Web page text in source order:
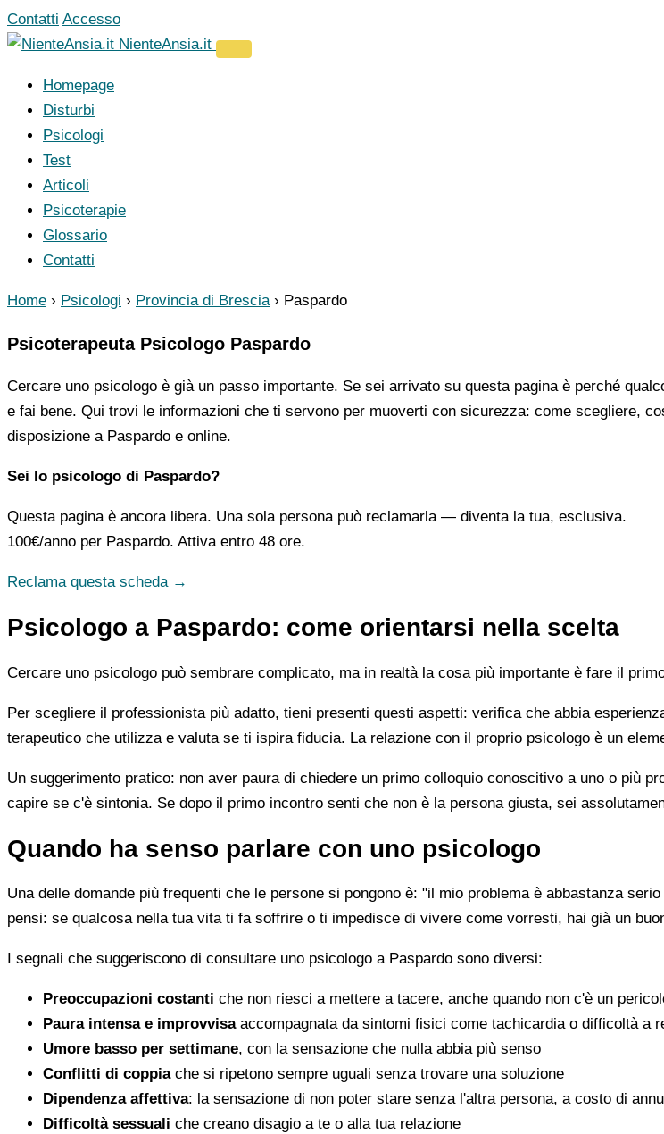
Vai
al
Contatti Accesso
NienteAnsia.it
Homepage
Disturbi
Psicologi
Test
Articoli
Psicoterapie
Glossario
Contatti
Home › Psicologi › Provincia di Brescia › Paspardo
Psicoterapeuta Psicologo Paspardo
Cercare uno psicologo è già un passo importante. Se sei arrivato su questa pagina è perché
e fai bene. Qui trovi le informazioni che ti servono per muoverti con sicurezza: come scegliere,
disposizione a Paspardo e online.
Sei lo psicologo di Paspardo?
Questa pagina è ancora libera. Una sola persona può reclamarla — diventa la tua, esclusiva.
100€/anno per Paspardo. Attiva entro 48 ore.
Reclama questa scheda →
Psicologo a Paspardo: come orientarsi nella scelta
Cercare uno psicologo può sembrare complicato, ma in realtà la cosa più importante è fare il
Per scegliere il professionista più adatto, tieni presenti questi aspetti: verifica che abbia
terapeutico che utilizza e valuta se ti ispira fiducia. La relazione con il proprio psicologo è un
Un suggerimento pratico: non aver paura di chiedere un primo colloquio conoscitivo a uno o più
capire se c'è sintonia. Se dopo il primo incontro senti che non è la persona giusta, sei
Quando ha senso parlare con uno psicologo
Una delle domande più frequenti che le persone si pongono è: "il mio problema è abbastanza
pensi: se qualcosa nella tua vita ti fa soffrire o ti impedisce di vivere come vorresti, hai già un
I segnali che suggeriscono di consultare uno psicologo a Paspardo sono diversi:
Preoccupazioni costanti che non riesci a mettere a tacere, anche quando non c'è un
Paura intensa e improvvisaaccompagnata da sintomi fisici come tachicardia o difficoltà a
Umore basso per settimane, con la sensazione che nulla abbia più senso
Conflitti di coppiache si ripetono sempre uguali senza trovare una soluzione
Dipendenza affettiva: la sensazione di non poter stare senza l'altra persona, a costo di
Difficoltà sessuali che creano disagio a te o alla tua relazione